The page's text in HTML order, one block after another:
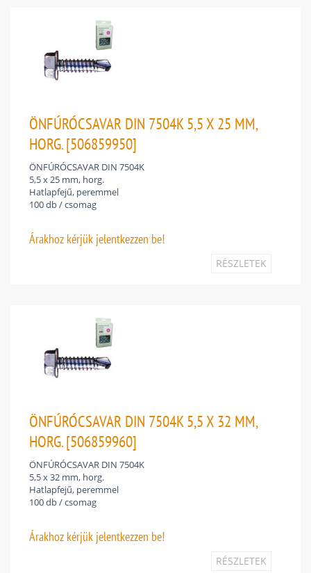
ÖNFÚRÓCSAVAR DIN 7504K 5,5 X 25 MM,
HORG. [506859950]
ÖNFÚRÓCSAVAR DIN 7504K
5,5 x 25 mm, horg.
Hatlapfejű, peremmel
100 db / csomag
Árakhoz kérjük jelentkezzen be!
RÉSZLETEK
ÖNFÚRÓCSAVAR DIN 7504K 5,5 X 32 MM,
HORG. [506859960]
ÖNFÚRÓCSAVAR DIN 7504K
5,5 x 32 mm, horg.
Hatlapfejű, peremmel
100 db / csomag
Árakhoz kérjük jelentkezzen be!
RÉSZLETEK